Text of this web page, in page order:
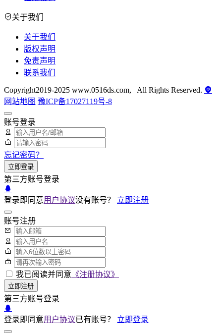
关于我们
关于我们
版权声明
免责声明
联系我们
Copyright2019-2025 www.0516ds.com, All Rights Reserved.
网站地图 豫ICP备17027119号-8
账号登录
忘记密码？
立即登录
第三方账号登录
登录即同意用户协议没有账号？ 立即注册
账号注册
我已阅读并同意 《注册协议》
立即注册
第三方账号登录
登录即同意用户协议已有账号？ 立即登录